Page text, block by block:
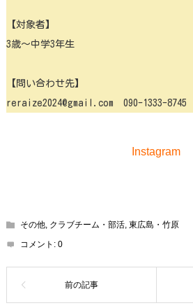
【対象者】
3歳～中学3年生
【問い合わせ先】
reraize2024@gmail.com 090-1333-8745
Instagram
その他 クラブチーム・部活 ,東広島・竹原
コメント:0